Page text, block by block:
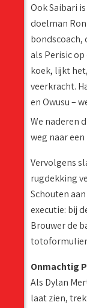
Ook Saibari
doelman
bondscoach,
als Perisic
koek, lijkt
veerkracht.
en Owusu –
We naderen
weg naar
Vervolgens
rugdekking
Schouten
executie: bij
Brouwer de
totoformulier
Onmachtig
Als Dylan
laat zien,